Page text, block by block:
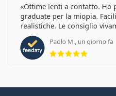
Ottime lenti a contatto. Ho
graduate per la miopia.
realistiche. Le consiglio
Paolo M., un giorno fa